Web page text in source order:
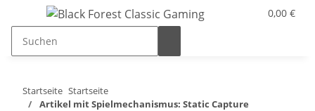
0,00 €
Startseite Startseite
Artikel mit Spielmechanismus: Static Capture